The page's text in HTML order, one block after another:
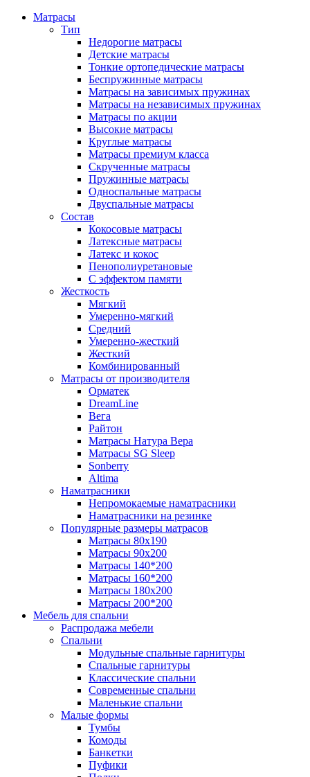
Матрасы
Тип
Недорогие матрасы
Детские матрасы
Тонкие ортопедические матрасы
Беспружинные матрасы
Матрасы на зависимых пружинах
Матрасы на независимых пружинах
Матрасы по акции
Высокие матрасы
Круглые матрасы
Матрасы премиум класса
Скрученные матрасы
Пружинные матрасы
Односпальные матрасы
Двуспальные матрасы
Состав
Кокосовые матрасы
Латексные матрасы
Латекс и кокос
Пенополиуретановые
С эффектом памяти
Жесткость
Мягкий
Умеренно-мягкий
Средний
Умеренно-жесткий
Жесткий
Комбинированный
Матрасы от производителя
Орматек
DreamLine
Вега
Райтон
Матрасы Натура Вера
Матрасы SG Sleep
Sonberry
Altima
Наматрасники
Непромокаемые наматрасники
Наматрасники на резинке
Популярные размеры матрасов
Матрасы 80x190
Матрасы 90x200
Матрасы 140*200
Матрасы 160*200
Матрасы 180x200
Матрасы 200*200
Мебель для спальни
Распродажа мебели
Спальни
Модульные спальные гарнитуры
Спальные гарнитуры
Классические спальни
Современные спальни
Маленькие спальни
Малые формы
Тумбы
Комоды
Банкетки
Пуфики